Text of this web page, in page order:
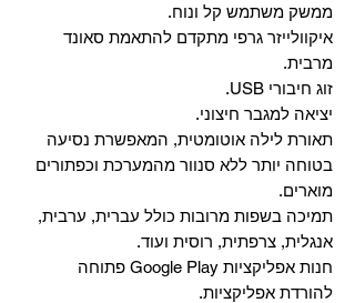
ממשק משתמש קל ונוח.
איקוולייזר גרפי מתקדם להתאמת סאונד
מרבית.
זוג חיבורי USB.
יציאה למגבר חיצוני.
תאורת לילה אוטומטית, המאפשרת נסיעה
בטוחה יותר ללא סנוור מהמערכת וכפתורים
מוארים.
תמיכה בשפות מרובות כולל עברית, ערבית,
אנגלית, צרפתית, רוסית ועוד.
‏חנות אפליקציות Google Play פתוחה
להורדת אפליקציות.